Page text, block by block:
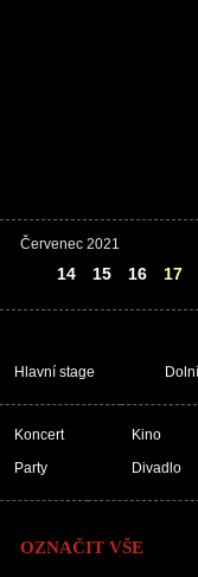
Červenec 2021
14 15 16 17
Hlavní stage
Koncert
Party
Kino
Divadlo
OZNAČIT VŠE